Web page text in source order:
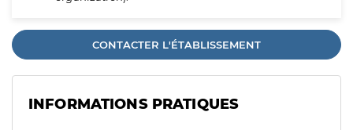
CONTACTER L'ÉTABLISSEMENT
INFORMATIONS PRATIQUES